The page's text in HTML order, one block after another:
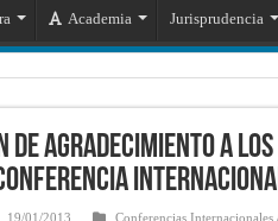
Academia Jurisprudencia
de agradecimiento a
19/01/2013 Conferencias Internacionales